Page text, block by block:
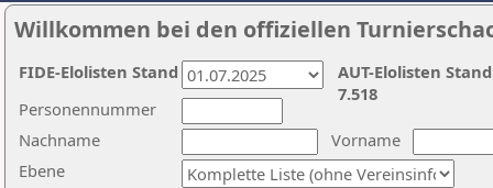
Willkommen bei den offiziellen
Nachname
Vorname
Ebene
Personennummer
AUT-Elolisten
7.518
FIDE-Elolisten Stand